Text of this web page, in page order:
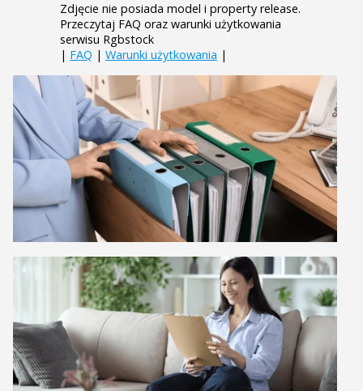
Zdjęcie nie posiada model i property release.
Przeczytaj FAQ oraz warunki użytkowania
serwisu Rgbstock
| FAQ | Warunki użytkowania |